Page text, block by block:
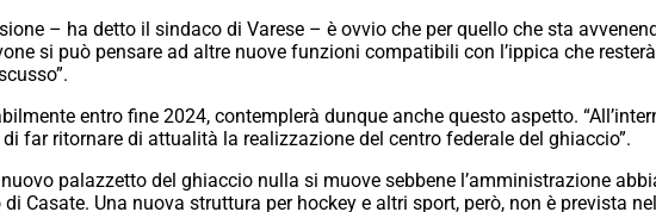
– ha detto il sindaco di Varese – è ovvio che per quello che sta
si può pensare ad altre nuove funzioni compatibili con l’ippica che
entro fine 2024, contemplerà dunque anche questo aspetto.
far ritornare di attualità la realizzazione del centro federale del ghiaccio”.
palazzetto del ghiaccio nulla si muove sebbene l’amministrazione
Casate. Una nuova struttura per hockey e altri sport, però, non è prevista nel